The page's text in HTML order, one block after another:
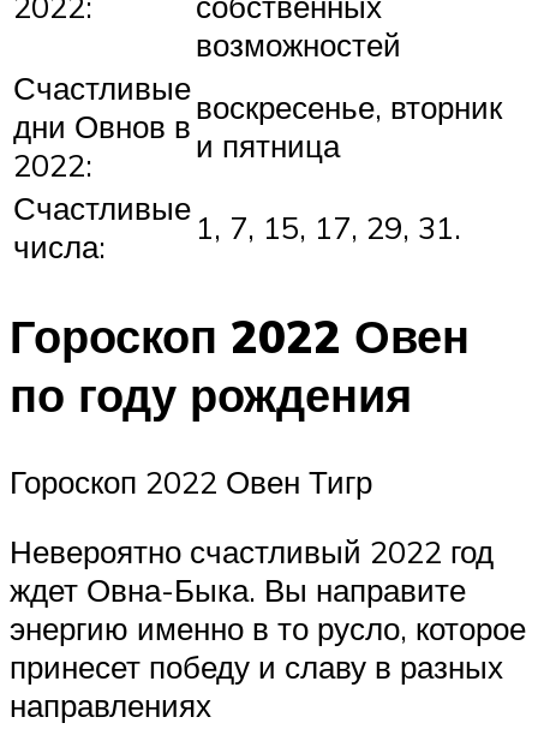
возможностей
Счастливые
дни Овнов в
2022:
воскресенье, вторник
и пятница
Счастливые
числа:
1, 7, 15, 17, 29, 31.
Гороскоп 2022 Овен
по году рождения
Гороскоп 2022 Овен Тигр
Невероятно счастливый 2022 год
ждет Овна-Быка. Вы направите
энергию именно в то русло, которое
принесет победу и славу в разных
направлениях